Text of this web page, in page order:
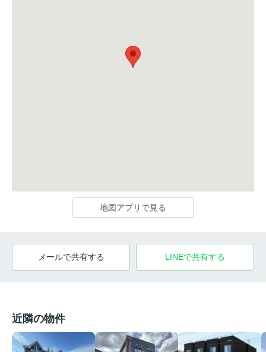
地図アプリで見る
メールで共有する LINEで共有する
近隣の物件